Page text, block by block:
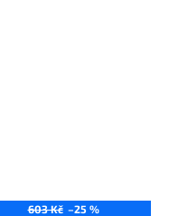
603 Kč –25 %